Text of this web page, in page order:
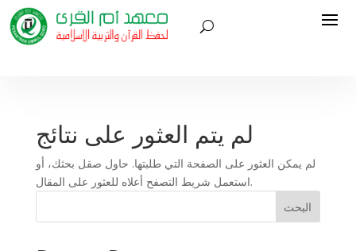
لم يتم العثور على نتائج
لم يمكن العثور على الصفحة التي طلبتها. حاول صقل بحثك، أو
استعمل شريط التصفح أعلاه للعثور على المقال.
البحث